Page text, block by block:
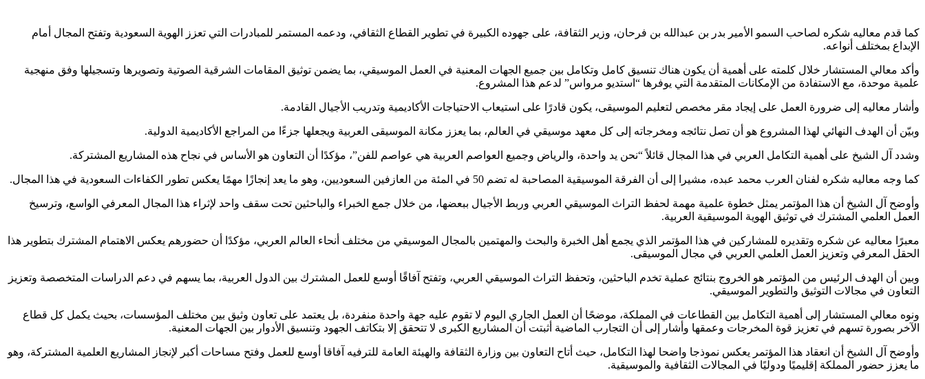
كما قدم معاليه شكره لصاحب السمو الأمير بدر بن عبدالله بن فرحان، وزير الثقافة، على جهوده الكبيرة في تطوير القطاع الثقافي، ودعمه المستمر للمبادرات التي تعزز الهوية السعودية وتفتح المجال أمام
الإبداع بمختلف أنواعه.
وأكد معالي المستشار خلال كلمته على أهمية أن يكون هناك تنسيق كامل وتكامل بين جميع الجهات المعنية في العمل الموسيقي، بما يضمن توثيق المقامات الشرقية الصوتية وتصويرها وتسجيلها وفق منهجية
علمية موحدة، مع الاستفادة من الإمكانات المتقدمة التي يوفرها “استديو مرواس” لدعم هذا المشروع.
وأشار معاليه إلى ضرورة العمل على إيجاد مقر مخصص لتعليم الموسيقى، يكون قادرًا على استيعاب الاحتياجات الأكاديمية وتدريب الأجيال القادمة.
وبيّن أن الهدف النهائي لهذا المشروع هو أن تصل نتائجه ومخرجاته إلى كل معهد موسيقي في العالم، بما يعزز مكانة الموسيقى العربية ويجعلها جزءًا من المراجع الأكاديمية الدولية.
وشدد آل الشيخ على أهمية التكامل العربي في هذا المجال قائلاً “نحن يد واحدة، والرياض وجميع العواصم العربية هي عواصم للفن”، مؤكدًا أن التعاون هو الأساس في نجاح هذه المشاريع المشتركة.
كما وجه معاليه شكره لفنان العرب محمد عبده، مشيرا إلى أن الفرقة الموسيقية المصاحبة له تضم 50 في المئة من العازفين السعوديين، وهو ما يعد إنجازًا مهمًا يعكس تطور الكفاءات السعودية في هذا المجال.
وأوضح آل الشيخ أن هذا المؤتمر يمثل خطوة علمية مهمة لحفظ التراث الموسيقي العربي وربط الأجيال ببعضها، من خلال جمع الخبراء والباحثين تحت سقف واحد لإثراء هذا المجال المعرفي الواسع، وترسيخ
العمل العلمي المشترك في توثيق الهوية الموسيقية العربية.
معبرًا معاليه عن شكره وتقديره للمشاركين في هذا المؤتمر الذي يجمع أهل الخبرة والبحث والمهتمين بالمجال الموسيقي من مختلف أنحاء العالم العربي، مؤكدًا أن حضورهم يعكس الاهتمام المشترك بتطوير هذا
الحقل المعرفي وتعزيز العمل العلمي العربي في مجال الموسيقى.
وبين أن الهدف الرئيس من المؤتمر هو الخروج بنتائج عملية تخدم الباحثين، وتحفظ التراث الموسيقي العربي، وتفتح آفاقًا أوسع للعمل المشترك بين الدول العربية، بما يسهم في دعم الدراسات المتخصصة وتعزيز
التعاون في مجالات التوثيق والتطوير الموسيقي.
ونوه معالي المستشار إلى أهمية التكامل بين القطاعات في المملكة، موضحًا أن العمل الجاري اليوم لا تقوم عليه جهة واحدة منفردة، بل يعتمد على تعاون وثيق بين مختلف المؤسسات، بحيث يكمل كل قطاع
الآخر بصورة تسهم في تعزيز قوة المخرجات وعمقها وأشار إلى أن التجارب الماضية أثبتت أن المشاريع الكبرى لا تتحقق إلا بتكاتف الجهود وتنسيق الأدوار بين الجهات المعنية.
وأوضح آل الشيخ أن انعقاد هذا المؤتمر يعكس نموذجا واضحا لهذا التكامل، حيث أتاح التعاون بين وزارة الثقافة والهيئة العامة للترفيه آفاقا أوسع للعمل وفتح مساحات أكبر لإنجاز المشاريع العلمية المشتركة، وهو
ما يعزز حضور المملكة إقليميًا ودوليًا في المجالات الثقافية والموسيقية.